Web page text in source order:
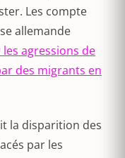
Les compte
allemande
agressions de
des migrants en
la disparition des
par les